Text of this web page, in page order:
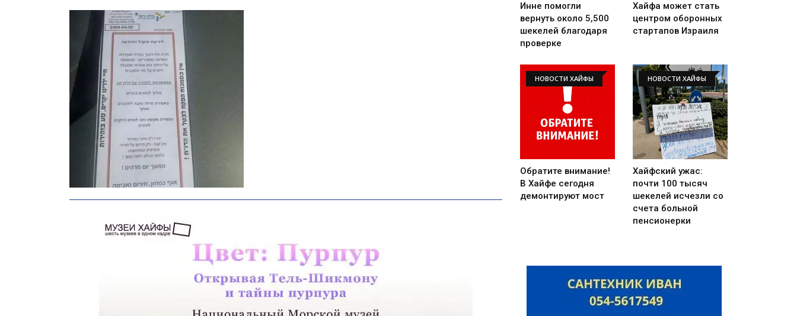
Инне помогли
вернуть около 5,500
шекелей благодаря
проверке
Хайфа может стать
центром оборонных
стартапов Израиля
НОВОСТИ ХАЙФЫ
Обратите внимание!
В Хайфе сегодня
демонтируют мост
НОВОСТИ ХАЙФЫ
Хайфский ужас:
почти 100 тысяч
шекелей исчезли со
счета больной
пенсионерки